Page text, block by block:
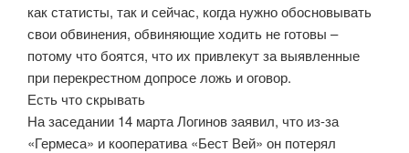
как статисты, так и сейчас, когда нужно обосновывать
свои обвинения, обвиняющие ходить не готовы –
потому что боятся, что их привлекут за выявленные
при перекрестном допросе ложь и оговор.
Есть что скрывать
На заседании 14 марта Логинов заявил, что из-за
«Гермеса» и кооператива «Бест Вей» он потерял